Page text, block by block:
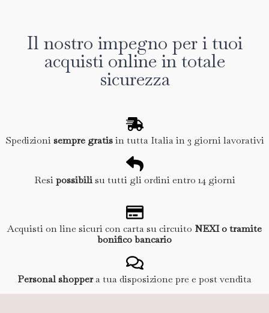
Il nostro impegno per i tuoi
acquisti online in totale
sicurezza
Spedizionisempre gratisin tutta Italia in 3 giorni lavorativi
Resipossibilisu tutti gli ordini entro 14 giorni
Acquisti on line sicuri con carta su circuito NEXI o tramite
bonifico bancario
Personal shoppera tua disposizione pre e post vendita